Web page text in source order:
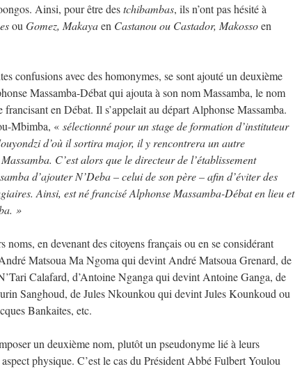
Ainsi, pour être destchibambas, ils n’ont pas hésité à
ou Gomez, Makayaen Castanou ou Castador, Makossoen
confusions avec des homonymes, se sont ajouté un deuxième
Massamba-Débat qui ajouta à son nom Massamba, le nom
en Débat. Il s’appelait au départ Alphonse Massamba.
Mbimba, « sélectionné pour un stage de formation d’instituteur
d’où il sortira major, il y rencontrera un autre
C’est alors que le directeur de l’établissement
d’ajouter N’Deba – celui de son père – afin d’éviter des
Ainsi, est né francisé Alphonse Massamba-Débat en lieu et
»
noms, en devenant des citoyens français ou en se considérant
Matsoua Ma Ngoma qui devint André Matsoua Grenard, de
Calafard, d’Antoine Nganga qui devint Antoine Ganga, de
Sanghoud, de Jules Nkounkou qui devint Jules Kounkoud ou
Bankaites, etc.
un deuxième nom, plutôt un pseudonyme lié à leurs
physique. C’est le cas du Président Abbé Fulbert Youlou